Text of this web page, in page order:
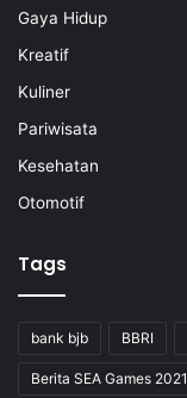
Gaya Hidup
Kreatif
Kuliner
Pariwisata
Kesehatan
Otomotif
Tags
bank bjb BBRI
Berita SEA Games 2021